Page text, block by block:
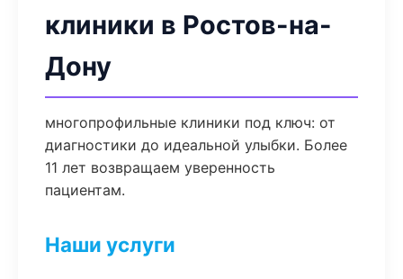
клиники в Ростов-на-
Дону
многопрофильные клиники под ключ: от
диагностики до идеальной улыбки. Более
11 лет возвращаем уверенность
пациентам.
Наши услуги